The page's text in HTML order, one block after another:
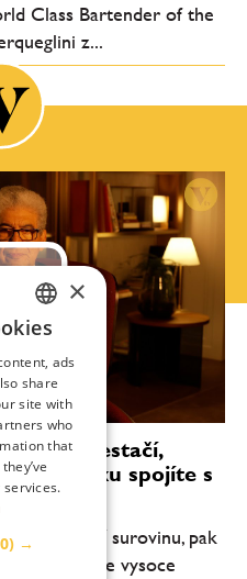
Class Bartender of the
z...
rum nestačí,
tu lásku spojíte s
kvalitní surovinu, pak
ve vysoce
CZECH
ENGLISH
×
ads
share
site with
who
that
→